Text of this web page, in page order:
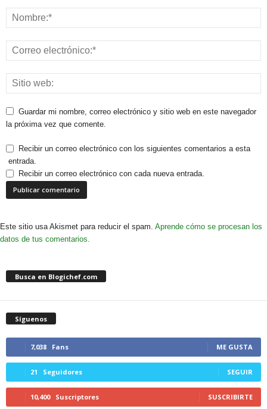
Guardar mi nombre, correo electrónico y sitio web en este navegador
la próxima vez que comente.
Recibir un correo electrónico con los siguientes comentarios a esta
entrada.
Recibir un correo electrónico con cada nueva entrada.
Este sitio usa Akismet para reducir el spam. Aprende cómo se procesan los
datos de tus comentarios.
Busca en Blogichef.com
Síguenos
7,038 Fans ME GUSTA
21 Seguidores SEGUIR
10,400 Suscriptores SUSCRIBIRTE